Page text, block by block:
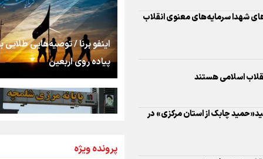
چابک از استان مرکزی» در
مواجه خواهد شد/ امنیت پایدار
استخوان، یک نسل،
توهم!
رسانه ملی و حق
شنیدن صدای
روایت ایران از کنار
اینفو برنا / توصیه‌هایی طلایی
پیاده روی اربعین
اینفو برنا / جدول کامل فاصله
پرونده ویژه